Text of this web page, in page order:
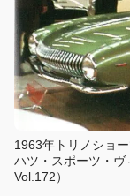
1963年トリノショ
ハツ・スポーツ・
Vol.172）